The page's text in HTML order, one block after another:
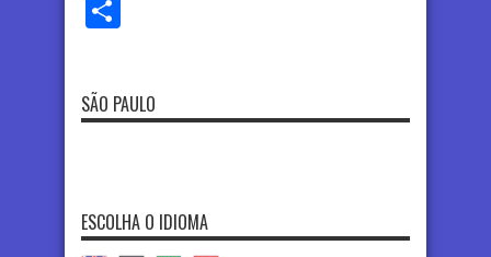
SÃO PAULO
ESCOLHA O IDIOMA